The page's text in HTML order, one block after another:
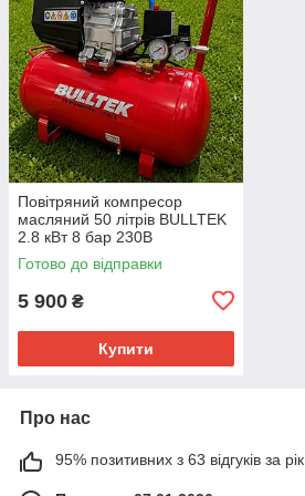
Повітряний компресор
масляний 50 літрів BULLTEK
2.8 кВт 8 бар 230В
Готово до відправки
5 900 ₴
Купити
Про нас
95% позитивних з 63 відгуків за рік